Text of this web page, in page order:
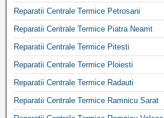
Reparatii Centrale Termice Petrosani
Reparatii Centrale Termice Piatra Neamt
Reparatii Centrale Termice Pitesti
Reparatii Centrale Termice Ploiesti
Reparatii Centrale Termice Radauti
Reparatii Centrale Termice Ramnicu Sarat